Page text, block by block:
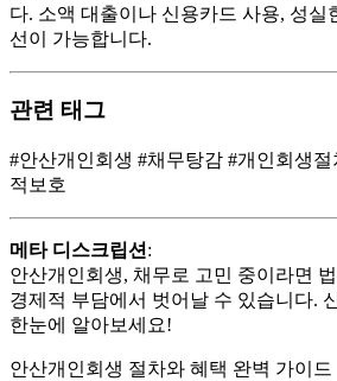
다. 소액 대출이나 신용카드 사용, 성실
선이 가능합니다.
관련 태그
#안산개인회생 #채무탕감 #개인회생
적보호
메타 디스크립션 :
안산개인회생, 채무로 고민 중이라면
경제적 부담에서 벗어날 수 있습니다.
한눈에 알아보세요!
안산개인회생 절차와 혜택 완벽 가이드